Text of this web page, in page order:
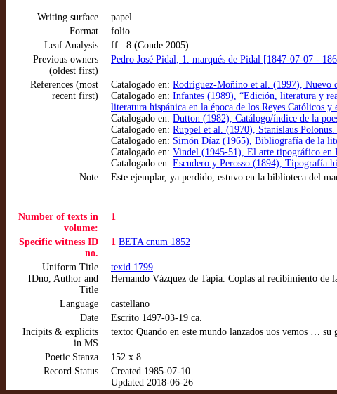
Writing surface
papel
Format
folio
Leaf Analysis
ff.: 8 (Conde 2005)
Previous owners
(oldest first)
Pedro José Pidal, 1. marqués de Pidal [1847-07-07 -
References (most
recent first)
Catalogado en: Rodríguez-Moñino et al. (1997), Nuevo
Catalogado en: Infantes (1989), “Edición, literatura y
literatura hispánica en la época de los Reyes Católicos y
Catalogado en: Dutton (1982), Catálogo/índice de la
Catalogado en: Ruppel et al. (1970), Stanislaus
Catalogado en: Simón Díaz (1965), Bibliografía de la
Catalogado en: Vindel (1945-51), El arte tipográfico en
Catalogado en: Escudero y Perosso (1894), Tipografía
Note
Este ejemplar, ya perdido, estuvo en la biblioteca del
Number of texts in
volume:
1
Specific witness ID
no.
1 BETA cnum 1852
Uniform Title
IDno, Author and
Title
texid 1799
Hernando Vázquez de Tapia. Coplas al recibimiento de
Language
castellano
Date
Escrito 1497-03-19 ca.
Incipits & explicits
in MS
texto: Quando en este mundo lanzados uos vemos … su
Poetic Stanza
152 x 8
Record Status
Created 1985-07-10
Updated 2018-06-26